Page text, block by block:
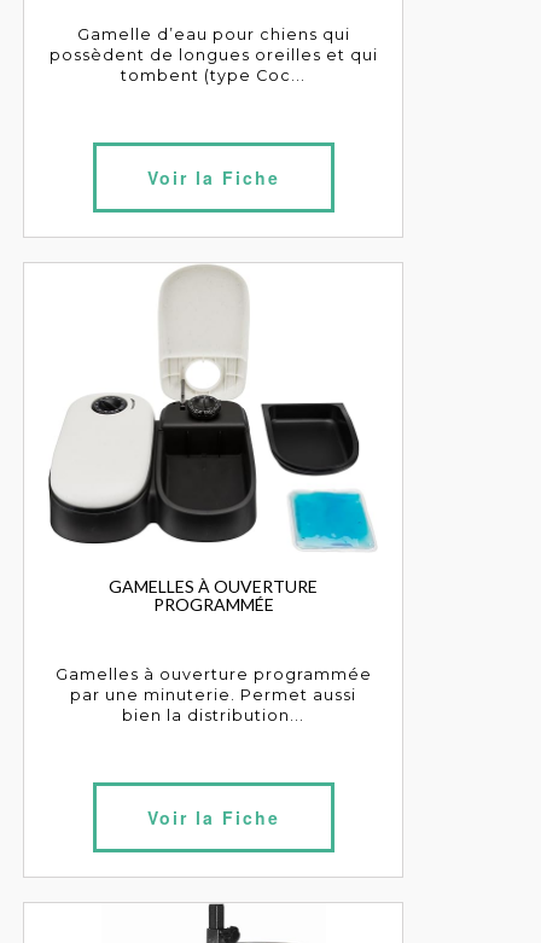
Gamelle d’eau pour chiens qui
possèdent de longues oreilles et qui
tombent (type Coc...
Voir la Fiche
GAMELLES À OUVERTURE
PROGRAMMÉE
Gamelles à ouverture programmée
par une minuterie. Permet aussi
bien la distribution...
Voir la Fiche